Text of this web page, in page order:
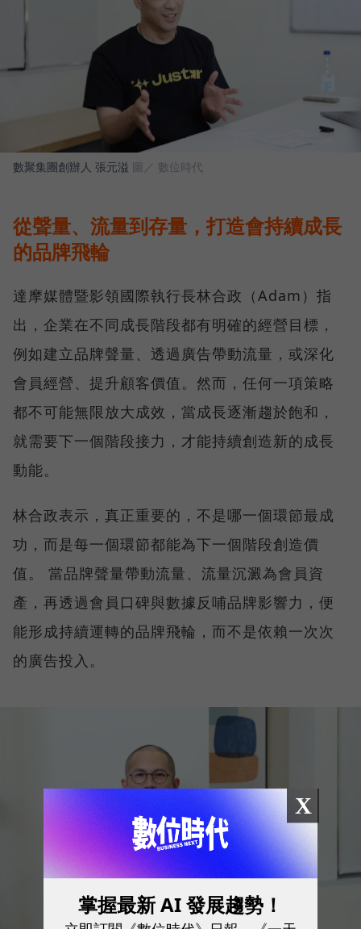
數聚集團創辦人 張元溢 圖／ 數位時代
從聲量、流量到存量，打造會持續成長
的品牌飛輪
達摩媒體暨影領國際執行長林合政（Adam）指
出，企業在不同成長階段都有明確的經營目標，
例如建立品牌聲量、透過廣告帶動流量，或深化
會員經營、提升顧客價值。然而，任何一項策略
都不可能無限放大成效，當成長逐漸趨於飽和，
就需要下一個階段接力，才能持續創造新的成長
動能。
林合政表示，真正重要的，不是哪一個環節最成
功，而是每一個環節都能為下一個階段創造價
值。 當品牌聲量帶動流量、流量沉澱為會員資
產，再透過會員口碑與數據反哺品牌影響力，便
能形成持續運轉的品牌飛輪，而不是依賴一次次
的廣告投入。
X
掌握最新 AI 發展趨勢！